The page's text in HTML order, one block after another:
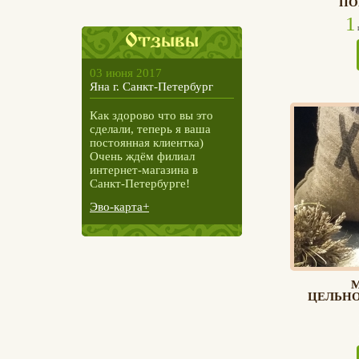
Отзывы
03 июня 2017
Яна г. Санкт-Петербург
Как здорово что вы это
сделали, теперь я ваша
постоянная клиентка)
Очень ждём филиал
интернет-магазина в
Санкт-Петербурге!
Эво-карта+
1